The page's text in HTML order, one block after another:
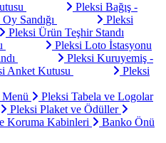
Pleksi Bağış -
Sandığı
Pleksi
Pleksi Ürün Teşhir Standı
Pleksi Loto İstasyonu
Pleksi Kuruyemiş -
Anket Kutusu
Pleksi
Pleksi Tabela ve Logolar
Pleksi Plaket ve Ödüller
Koruma Kabinleri
Banko Önü